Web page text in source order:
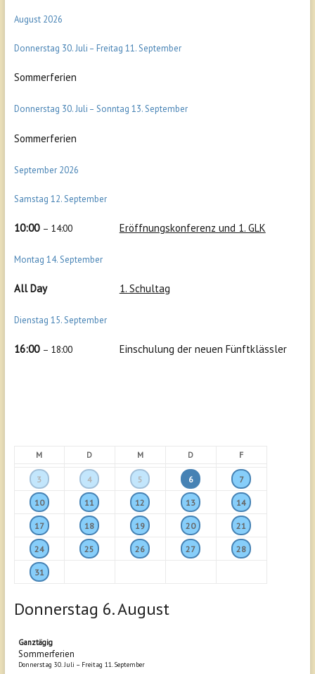
August 2026
Donnerstag 30.Juli – Freitag 11.September
Sommerferien
Donnerstag 30.Juli – Sonntag 13.September
Sommerferien
September 2026
Samstag 12.September
10:00 – 14:00 Eröffnungskonferenz und 1. GLK
Montag 14.September
All Day 1. Schultag
Dienstag 15.September
16:00 – 18:00 Einschulung der neuen Fünftklässler
M D M D F
3 4 5 6 7
10 11 12 13 14
17 18 19 20 21
24 25 26 27 28
31
Donnerstag 6.August
Ganztägig
Sommerferien
Donnerstag 30. Juli – Freitag 11. September